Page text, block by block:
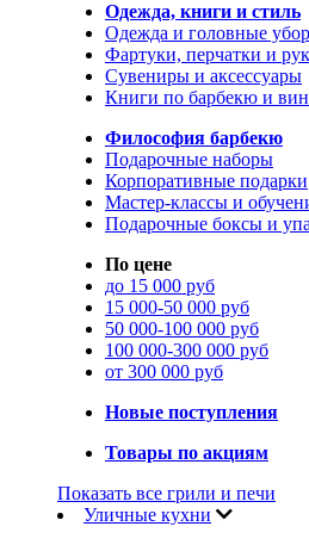
Одежда, книги и стиль
Одежда и головные
Фартуки, перчатки и
Сувениры и аксессуары
Книги по барбекю и
Философия барбекю
Подарочные наборы
Корпоративные подарки
Мастер-классы и
Подарочные боксы и
По цене
до 15 000 руб
15 000-50 000 руб
50 000-100 000 руб
100 000-300 000 руб
от 300 000 руб
Новые поступления
Товары по акциям
Показать все грили и печи
Уличные кухни